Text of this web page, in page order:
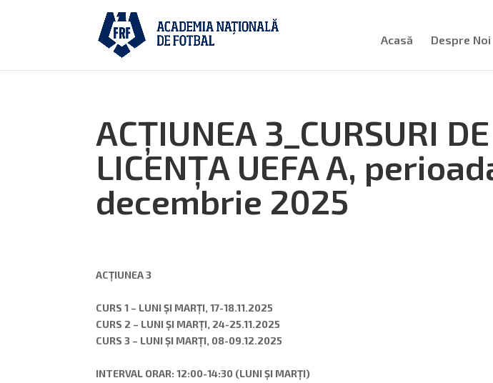
Acasă Despre Noi
ACȚIUNEA 3_CURSURI
LICENȚA UEFA A,
decembrie 2025
ACȚIUNEA 3
CURS 1 – LUNI ȘI MARȚI, 17-18.11.2025
CURS 2 – LUNI ȘI MARȚI, 24-25.11.2025
CURS 3 – LUNI ȘI MARȚI, 08-09.12.2025
INTERVAL ORAR: 12:00-14:30 (LUNI ȘI MARȚI)